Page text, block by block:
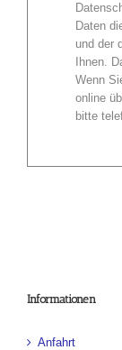
Daten
und der
Ihnen.
Wenn
online
bitte
Informationen
Anfahrt